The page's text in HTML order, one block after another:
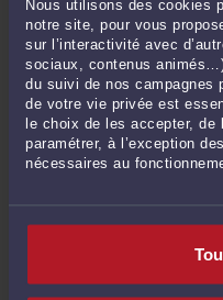
Nous utilisons des cookies
notre site, pour vous
sur l’interactivité avec
sociaux, contenus
du suivi de nos campagnes
de votre vie privée est
le choix de les accepter, de
paramétrer, à l’exception
nécessaires au
French labour law - Non-
be waived no later than the day
1st, 2026, 25-10.960) –
2026 à 19:39
Clause de non-concurrence en
tard le jour du départ du salarié
Forfait jours (syntec) - Salariés
imposé par votre employeur =
Le 30 juil.
Licenciement en violation de la